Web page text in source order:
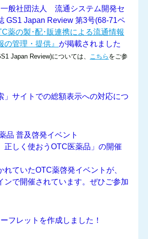
般社団法人 流通システム開発セ
GS1 Japan Review 第3号(68-71ペ
薬の製･配･販連携による流通情報
の管理・提供』 が掲載されました
Japan Review)については、 こちら をご参
」サイトでの総額表示への対応につ
品 普及啓発イベント
正しく使おうOTC医薬品」の開催
れていたOTC薬啓発イベントが、
ンで開催されています。ぜひご参加
フレットを作成しました！